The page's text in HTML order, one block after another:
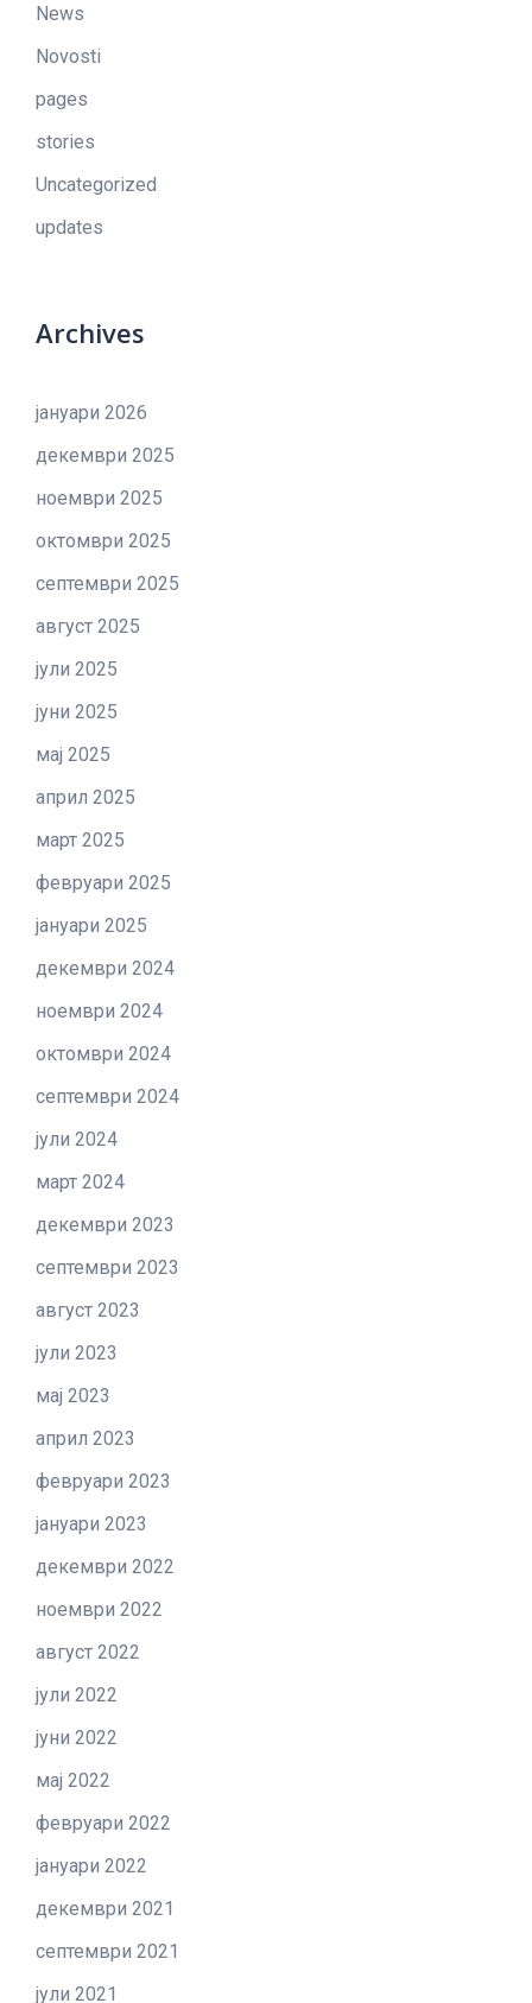
News
Novosti
pages
stories
Uncategorized
updates
Archives
јануари 2026
декември 2025
ноември 2025
октомври 2025
септември 2025
август 2025
јули 2025
јуни 2025
мај 2025
април 2025
март 2025
февруари 2025
јануари 2025
декември 2024
ноември 2024
октомври 2024
септември 2024
јули 2024
март 2024
декември 2023
септември 2023
август 2023
јули 2023
мај 2023
април 2023
февруари 2023
јануари 2023
декември 2022
ноември 2022
август 2022
јули 2022
јуни 2022
мај 2022
февруари 2022
јануари 2022
декември 2021
септември 2021
јули 2021